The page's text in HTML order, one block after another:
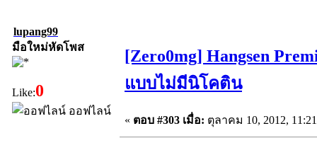
lupang99
มือใหม่หัดโพส
Like:0
ออฟไลน์
[Zero0mg] Hangsen
แบบไม่มีนิโคติน
« ตอบ #303 เมื่อ: ตุลาคม 10, 2012,